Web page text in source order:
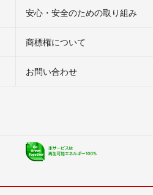
安心・安全のための取り組み
商標権について
お問い合わせ